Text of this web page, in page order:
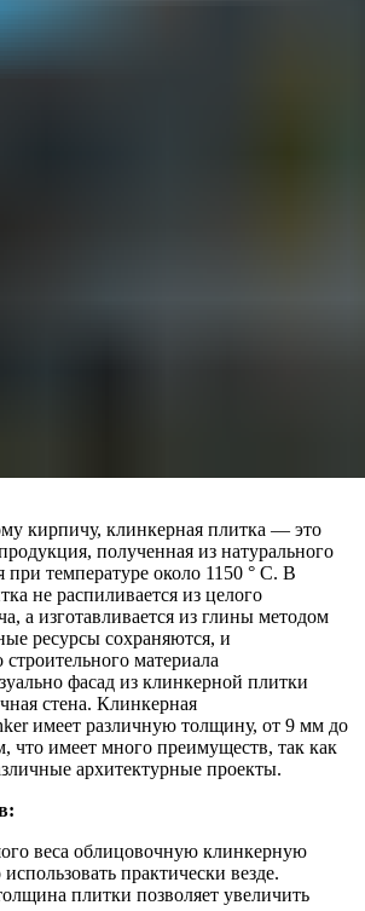
кирпичу, клинкерная плитка — это
полученная из натурального
температуре около 1150 ° C. В
не распиливается из целого
а изготавливается из глины методом
ресурсы сохраняются, и
строительного материала
фасад из клинкерной плитки
стена. Клинкерная
имеет различную толщину, от 9 мм до
что имеет много преимуществ, так как
архитектурные проекты.
веса облицовочную клинкерную
практически везде.
плитки позволяет увеличить